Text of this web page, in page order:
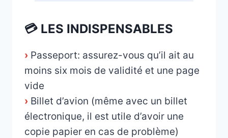
💳 LES INDISPENSABLES
› Passeport: assurez-vous qu’il ait au
moins six mois de validité et une page
vide
› Billet d’avion (même avec un billet
électronique, il est utile d’avoir une
copie papier en cas de problème)